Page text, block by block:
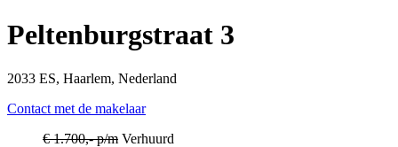
Peltenburgstraat 3
2033 ES, Haarlem, Nederland
Contact met de makelaar
€ 1.700,- p/m Verhuurd